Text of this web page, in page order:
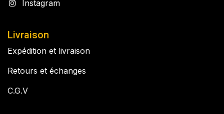
Instagram
Livraison
Expédition et livraison
Retours et échanges
C.G.V